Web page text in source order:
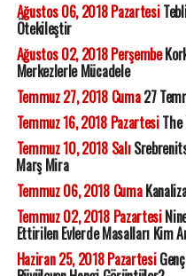
Ağustos 06, 2018 Pazartesi
Ötekileştir
Ağustos 02, 2018 Perşembe
Merkezlerle Mücadele
Temmuz 27, 2018 Cuma27
Temmuz 16, 2018 PazartesiThe
Temmuz 10, 2018 Salı
Marş Mira
Temmuz 06, 2018 Cuma
Temmuz 02, 2018 Pazartesi
Ettirilen Evlerde Masalları Kim
Haziran 25, 2018 Pazartesi